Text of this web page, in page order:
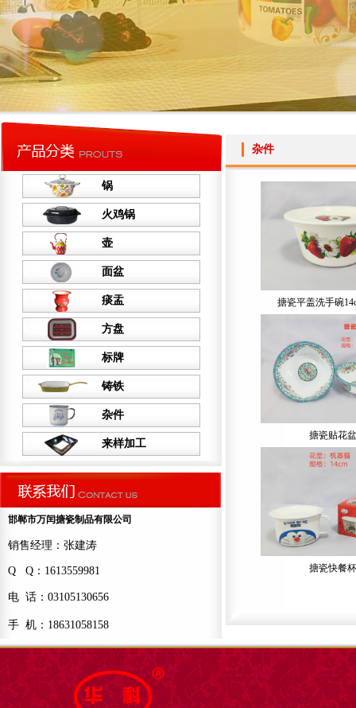
锅
火鸡锅
壶
面盆
痰盂
方盘
标牌
铸铁
杂件
来样加工
邯郸市万闰搪瓷制品有限公司
销售经理：张建涛
Q Q：1613559981
电 话：03105130656
手 机：18631058158
杂件
搪瓷平盖洗手碗
搪瓷贴花盆
搪瓷快餐杯